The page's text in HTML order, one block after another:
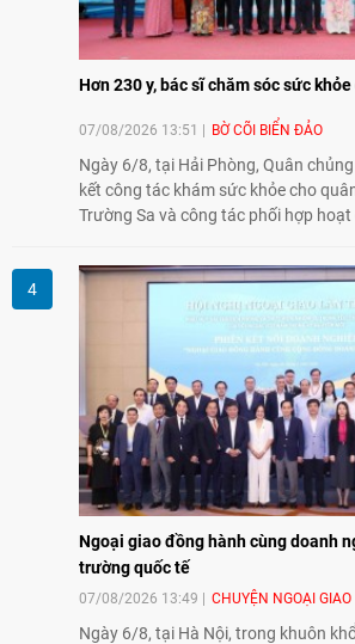
Hơn 230 y, bác sĩ chăm sóc sức
07/08/2026 13:51 BỜ CÕI BIỂN ĐẢO
Ngày 6/8, tại Hải Phòng, Quân
kết công tác khám sức khỏe cho
Trường Sa và công tác phối hợp
sĩ, điều dưỡng và kỹ thuật viên đã
cấp thuốc, điều trị cho cán bộ, chiến
Ngoại giao đồng hành cùng doanh
trường quốc tế
07/08/2026 13:49 CHUYỆN NGOẠI GIAO
Ngày 6/8, tại Hà Nội, trong khuôn